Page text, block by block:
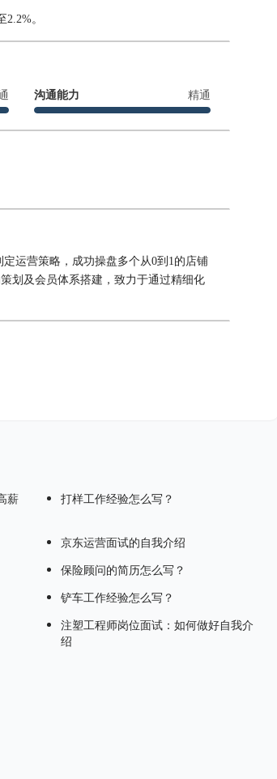
。
沟通能力 精通
运营策略，成功操盘多个从0到1的店铺
划及会员体系搭建，致力于通过精细化
薪
打样工作经验怎么写？
京东运营面试的自我介绍
保险顾问的简历怎么写？
铲车工作经验怎么写？
注塑工程师岗位面试：如何做好自我介
绍